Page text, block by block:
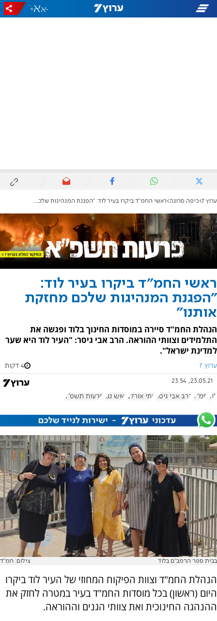
-
+
ערוץ 7 כיפה סרוגה ראשי החמ"ד ביקרו בעיר לוד: "הפגנת המנהיגות שלכם מחזקת אותנו"
ראשי החמ"ד ביקרו בעיר לוד:
"הפגנת המנהיגות שלכם מחזקת
אותנו"
הנהלת החמ"ד סיירה במוסדות החינוך בלוד ופגשה את
התלמידים וצוותי ההוראה. הרב אבי גיסר: "העיר לוד היא שער
למדינת ישראל".
ערוץ 7 4 דקות
23.05.21, 23:54
לוד חמ"ד הרב אבי גיסר אתי אורלב שוש נגר פרעות תשפ"א
בבית ספר הרמב"ם בלוד צילום: חמ"ד
הנהלת החמ"ד וצוות הפיקוח המחוזי של העיר לוד ביקרו
היום (ראשון) בכל מוסדות החמ"ד בעיר במטרה לחזק את
ההנהגה החינוכית ואת צוותי הגנים וההוראה.